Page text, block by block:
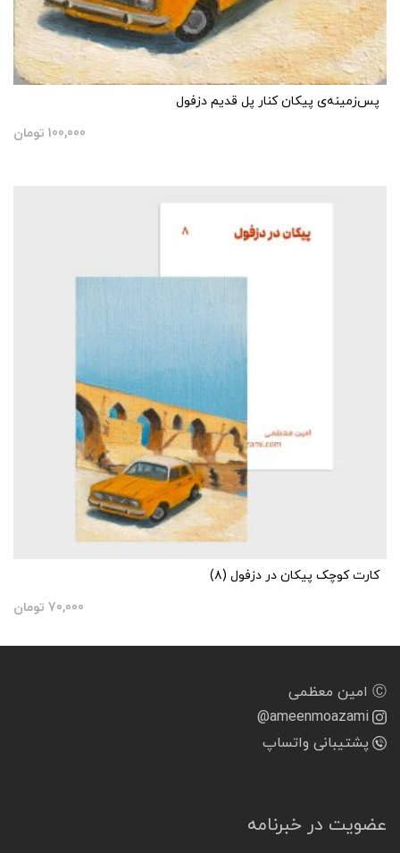
پس‌زمینه‌ی پیکان کنار پل قدیم دزفول
100,000 تومان
کارت کوچک پیکان در دزفول (۸)
70,000 تومان
Ⓒ امین معظمی
@ameenmoazami
پشتیبانی واتساپ
عضویت در خبرنامه